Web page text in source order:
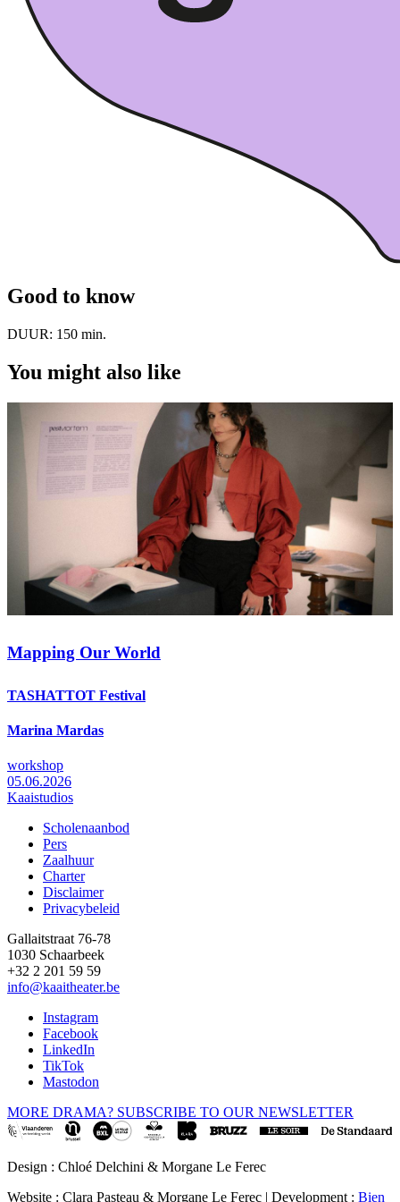
Good to know
DUUR: 150 min.
You might also like
Mapping Our World
TASHATTOT Festival
Marina Mardas
workshop
05.06.2026
Kaaistudios
Footer
Scholenaanbod
Pers
Zaalhuur
Charter
Disclaimer
Privacybeleid
Gallaitstraat 76-78
1030 Schaarbeek
+32 2 201 59 59
info@kaaitheater.be
Instagram
Facebook
LinkedIn
TikTok
Mastodon
MORE DRAMA? SUBSCRIBE TO OUR NEWSLETTER
Design : Chloé Delchini & Morgane Le Ferec
Website : Clara Pasteau & Morgane Le Ferec | Development : Bien